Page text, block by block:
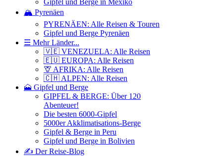
Gipfel und Berge in Mexiko
🏔️ Pyrenäen
PYRENÄEN: Alle Reisen & Touren
Gipfel und Berge Pyrenäen
☰ Mehr Länder...
🇻🇪 VENEZUELA: Alle Reisen
🇪🇺 EUROPA: Alle Reisen
🦒 AFRIKA: Alle Reisen
🇨🇭 ALPEN: Alle Reisen
🗻 Gipfel und Berge
GIPFEL & BERGE: Über 120
Abenteuer!
Die besten 6000-Gipfel
5000er Akklimatisations-Berge
Gipfel & Berge in Peru
Gipfel und Berge in Bolivien
✍️ Der Reise-Blog